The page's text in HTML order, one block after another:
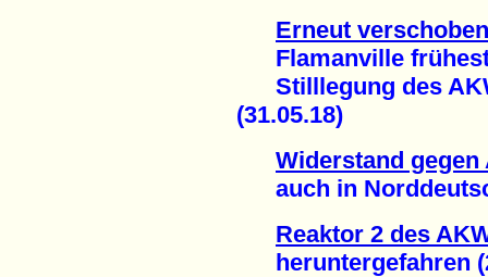
Erneut
Flamanville
Stilllegung des
(31.05.18)
Widerstand
auch in
Reaktor 2 des
heruntergefahren